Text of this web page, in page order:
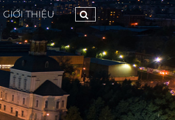
GIỚI THIỆU